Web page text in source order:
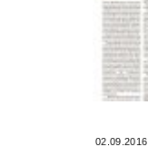
02.09.2016